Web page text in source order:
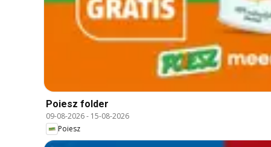
Poiesz folder
09-08-2026- 15-08-2026
Poiesz